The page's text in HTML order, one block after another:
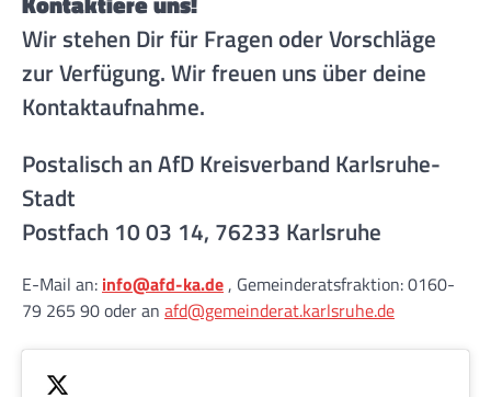
Wir stehen Dir für Fragen oder Vorschläge
zur Verfügung. Wir freuen uns über deine
Kontaktaufnahme.
Postalisch an AfD Kreisverband Karlsruhe-
Stadt
Postfach 10 03 14, 76233 Karlsruhe
E-Mail an: info@afd-ka.de, Gemeinderatsfraktion: 0160-
79 265 90 oder an afd@gemeinderat.karlsruhe.de